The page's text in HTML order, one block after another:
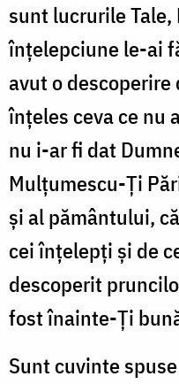
sunt lucrurile Tale,
înțelepciune le-ai
avut o descoperire
înțeles ceva ce nu
nu i-ar fi dat
Mulțumescu-Ți
și al pământului,
cei înțelepți și de
descoperit
fost înainte-Ți
Sunt cuvinte